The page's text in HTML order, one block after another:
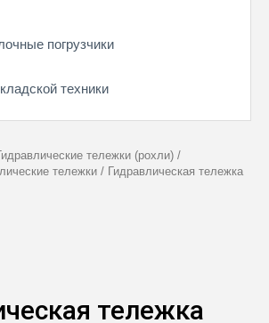
тележки (рохли) /
тележки / Гидравлическая тележка
тележка